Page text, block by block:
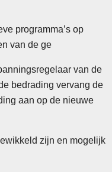
programma’s op
van de ge
van de
bedrading vervang de
aan op de nieuwe
zijn en mogelijk